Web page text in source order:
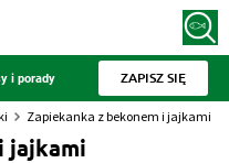
i porady ZAPISZ SIĘ
Zapiekanka z bekonem i jajkami
jajkami